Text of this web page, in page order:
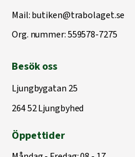
Mail:butiken@trabolaget.se
Org. nummer: 559578-7275
Besök oss
Ljungbygatan 25
264 52 Ljungbyhed
Öppettider